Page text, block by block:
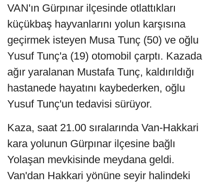
VAN'ın Gürpınar ilçesinde otlattıkları
küçükbaş hayvanlarını yolun karşısına
geçirmek isteyen Musa Tunç (50) ve oğlu
Yusuf Tunç'a (19) otomobil çarptı. Kazada
ağır yaralanan Mustafa Tunç, kaldırıldığı
hastanede hayatını kaybederken, oğlu
Yusuf Tunç'un tedavisi sürüyor.
Kaza, saat 21.00 sıralarında Van-Hakkari
kara yolunun Gürpınar ilçesine bağlı
Yolaşan mevkisinde meydana geldi.
Van'dan Hakkari yönüne seyir halindeki